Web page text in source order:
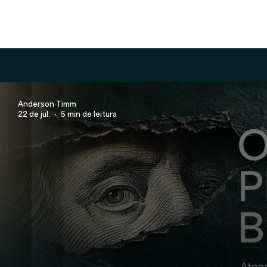
Anderson Timm
22 de jul.
5 min de leitura